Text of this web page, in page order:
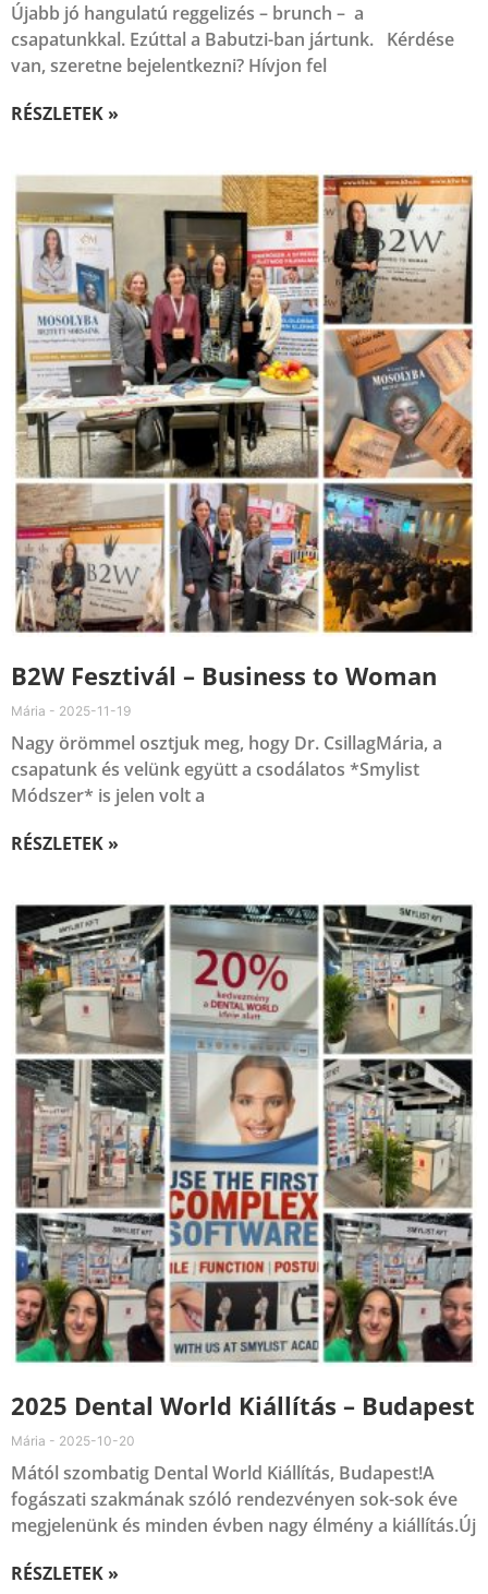
Újabb jó hangulatú reggelizés – brunch – a
csapatunkkal. Ezúttal a Babutzi-ban jártunk. Kérdése
van, szeretne bejelentkezni? Hívjon fel
RÉSZLETEK »
B2W Fesztivál – Business to Woman
Mária 2025-11-19
Nagy örömmel osztjuk meg, hogy Dr. CsillagMária, a
csapatunk és velünk együtt a csodálatos *Smylist
Módszer* is jelen volt a
RÉSZLETEK »
2025 Dental World Kiállítás – Budapest
Mária 2025-10-20
Mától szombatig Dental World Kiállítás, Budapest!A
fogászati szakmának szóló rendezvényen sok-sok éve
megjelenünk és minden évben nagy élmény a kiállítás.Új
RÉSZLETEK »